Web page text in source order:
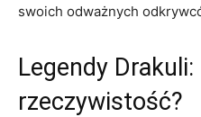
swoich odważnych⁣
Legendy
rzeczywistość?